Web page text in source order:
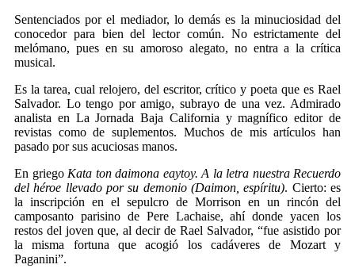
Sentenciados por el mediador, lo demás es la minuciosidad del
conocedor para bien del lector común. No estrictamente del
melómano, pues en su amoroso alegato, no entra a la crítica
musical.
Es la tarea, cual relojero, del escritor, crítico y poeta que es Rael
Salvador. Lo tengo por amigo, subrayo de una vez. Admirado
analista en La Jornada Baja California y magnífico editor de
revistas como de suplementos. Muchos de mis artículos han
pasado por sus acuciosas manos.
En griego Kata ton daimona eaytoy. A la letra nuestra Recuerdo
del héroe llevado por su demonio (Daimon, espíritu). Cierto: es
la inscripción en el sepulcro de Morrison en un rincón del
camposanto parisino de Pere Lachaise, ahí donde yacen los
restos del joven que, al decir de Rael Salvador, “fue asistido por
la misma fortuna que acogió los cadáveres de Mozart y
Paganini”.